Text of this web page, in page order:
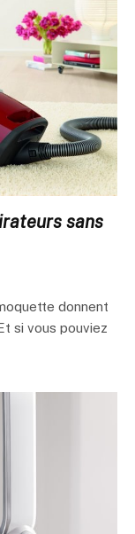
sans
donnent
si vous pouviez